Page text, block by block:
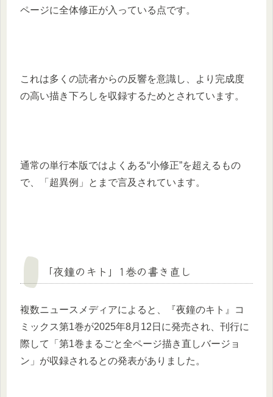
ページに全体修正が入っている点です。
これは多くの読者からの反響を意識し、より完成度
の高い描き下ろしを収録するためとされています。
通常の単行本版ではよくある“小修正”を超えるもの
で、「超異例」とまで言及されています。
「夜鐘のキト」1巻の書き直し
複数ニュースメディアによると、『夜鐘のキト』コ
ミックス第1巻が2025年8月12日に発売され、刊行に
際して「第1巻まるごと全ページ描き直しバージョ
ン」が収録されるとの発表がありました。